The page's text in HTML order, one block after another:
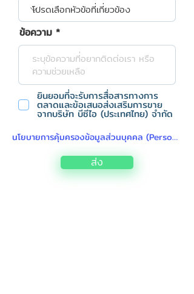
ข้อความ
ยินยอมที่จะรับการสื่อสารทางการ
ตลาดและข้อเสนอส่งเสริมการขาย
จากบริษัท บีซีไอ (ประเทศไทย) จำกัด
นโยบายการคุ้มครองข้อมูลส่วนบุคคล (Personal Data Protection Policy)
ส่ง